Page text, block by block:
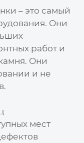
– это самый
Они
работ и
Они
и не
мест